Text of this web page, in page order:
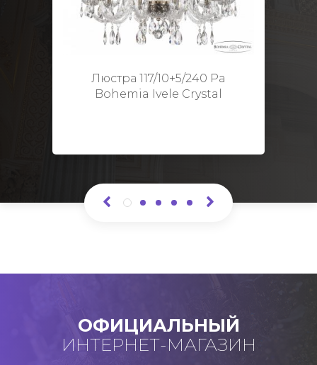
Люстра 117/10+5/240 Pa
Bohemia Ivele Crystal
Кол-во ламп: 15
Диаметр: 70 см
ОФИЦИАЛЬНЫЙ
ИНТЕРНЕТ-МАГАЗИН